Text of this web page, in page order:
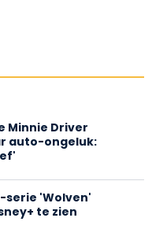
Minnie Driver
auto-ongeluk:
serie 'Wolven'
te zien